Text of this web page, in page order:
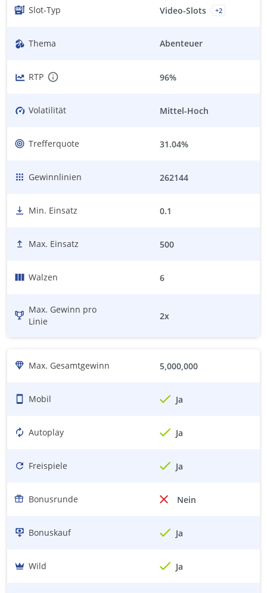
Slot-Typ Video-Slots +2
Thema Abenteuer
RTP 96%
Volatilität Mittel-Hoch
Trefferquote 31.04%
Gewinnlinien 262144
Min. Einsatz 0.1
Max. Einsatz 500
Walzen 6
Max. Gewinn pro
Linie
2x
Max. Gesamtgewinn 5,000,000
Mobil Ja
Autoplay Ja
Freispiele Ja
Bonusrunde Nein
Bonuskauf Ja
Wild Ja